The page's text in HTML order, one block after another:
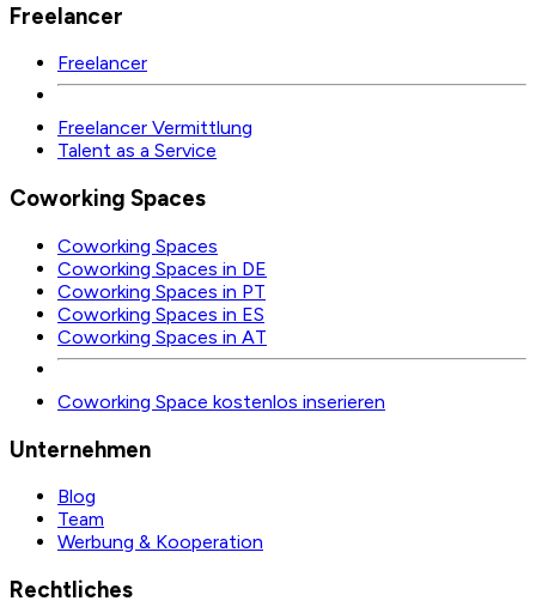
Freelancer
Freelancer
Freelancer Vermittlung
Talent as a Service
Coworking Spaces
Coworking Spaces
Coworking Spaces in DE
Coworking Spaces in PT
Coworking Spaces in ES
Coworking Spaces in AT
Coworking Space kostenlos inserieren
Unternehmen
Blog
Team
Werbung & Kooperation
Rechtliches